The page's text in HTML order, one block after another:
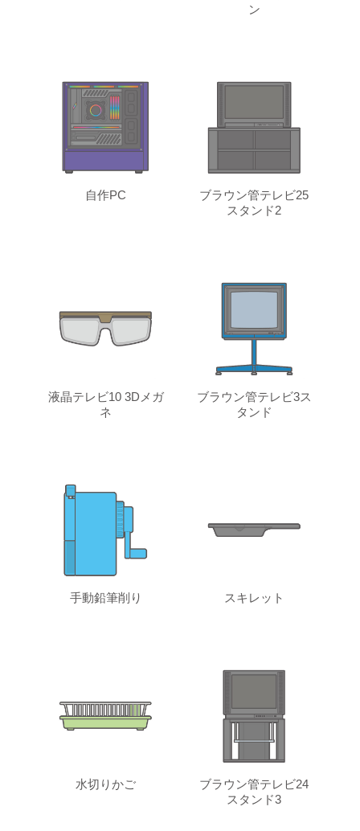
ン
自作PC
ブラウン管テレビ25
スタンド2
液晶テレビ10 3Dメガ
ネ
ブラウン管テレビ3ス
タンド
手動鉛筆削り スキレット
水切りかご
ブラウン管テレビ24
スタンド3